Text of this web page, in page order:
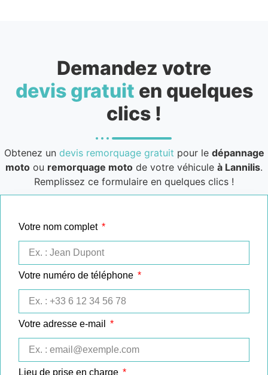
Demandez votre
devis gratuit en quelques
clics !
Obtenez un devis remorquage gratuit pour le dépannage
moto ou remorquage moto de votre véhicule à Lannilis.
Remplissez ce formulaire en quelques clics !
Votre nom complet
Votre numéro de téléphone
Votre adresse e-mail
Lieu de prise en charge